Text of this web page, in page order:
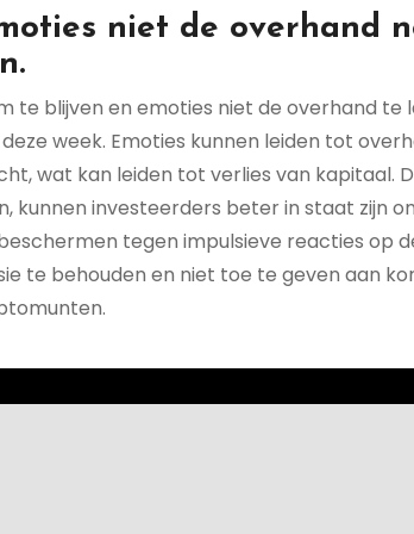
niet de overhand
te blijven en emoties niet de overhand te
week. Emoties kunnen leiden tot
wat kan leiden tot verlies van kapitaal.
kunnen investeerders beter in staat zijn
tegen impulsieve reacties op
te behouden en niet toe te geven aan